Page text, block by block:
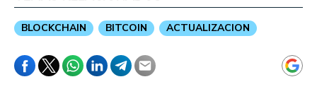
BLOCKCHAIN BITCOIN ACTUALIZACION